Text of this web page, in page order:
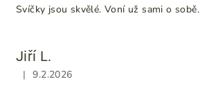
Svíčky jsou skvělé. Voní už sami o sobě.
Jiří L.
Hodnocení obchodu je 5 z 5 hvězdiček.
|
9.2.2026